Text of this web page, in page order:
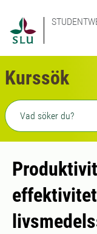
Kurssök
Fritext sökning